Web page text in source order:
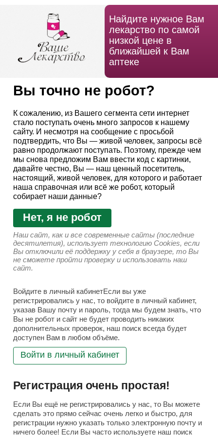
Найдите нужное Вам
лекарство по самой
низкой цене в
ближайшей к Вам
аптеке
Вы точно не робот?
К сожалению, из Вашего сегмента сети интернет
стало поступать очень много запросов к нашему
сайту. И несмотря на сообщение с просьбой
подтвердить, что Вы — живой человек, запросы всё
равно продолжают поступать. Поэтому, прежде чем
мы снова предложим Вам ввести код с картинки,
давайте честно, Вы — наш ценный посетитель,
настоящий, живой человек, для которого и работает
наша справочная или всё же робот, который
собирает наши данные?
Нет, я не робот
Наш сайт, как и все современные сайты (последние
десятилетия), использует технологию Cookies, если
Вы отключили её поддержку у себя в браузере, то Вы
не сможете пройти проверку и использовать наш
сайт.
Войдите в личный кабинетЕсли вы уже
регистрировались у нас, то войдите в личный кабинет,
указав Вашу почту и пароль, тогда мы будем знать, что
Вы не робот и сайт не будет проводить никаких
дополнительных проверок, наш поиск всегда будет
доступен Вам в любом объёме.
Войти в личный кабинет
Регистрация очень простая!
Если Вы ещё не регистрировались у нас, то Вы можете
сделать это прямо сейчас очень легко и быстро, для
регистрации нужно указать только электронную почту и
ничего более! Если Вы часто используете наш поиск